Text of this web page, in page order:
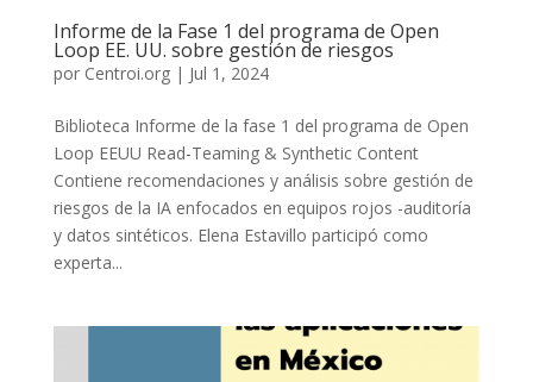
Informe de la Fase 1 del programa de Open
Loop EE. UU. sobre gestión de riesgos
por Centroi.org| Jul 1, 2024
Biblioteca Informe de la fase 1 del programa de Open
Loop EEUU Read-Teaming & Synthetic Content
Contiene recomendaciones y análisis sobre gestión de
riesgos de la IA enfocados en equipos rojos -auditoría
y datos sintéticos. Elena Estavillo participó como
experta...